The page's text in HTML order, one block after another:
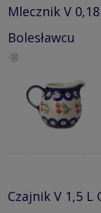
Mlecznik V
Bolesławcu
Czajnik V 1,5 L